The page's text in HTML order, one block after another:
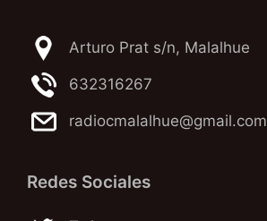
Arturo Prat s/n, Malalhue
632316267
radiocmalalhue@gmail.com
Redes Sociales